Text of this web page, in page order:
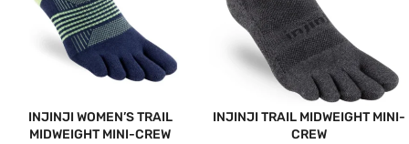
INJINJI TRAIL MIDWEIGHT MINI-
CREW
INJINJI WOMEN’S TRAIL
MIDWEIGHT MINI-CREW